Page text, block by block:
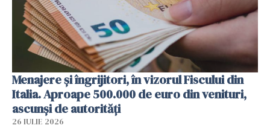
Menajere și îngrijitori, în vizorul Fiscului din
Italia. Aproape 500.000 de euro din venituri,
ascunși de autorități
26 IULIE 2026